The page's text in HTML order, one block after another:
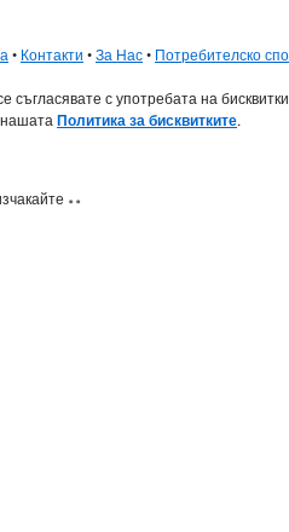
• Контакти •За Нас• Потребителско
съгласявате с употребата на
Политика за бисквитките.